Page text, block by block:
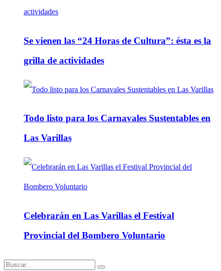
Se vienen las “24 Horas de Cultura”: ésta es la
grilla de actividades
Todo listo para los Carnavales Sustentables en
Las Varillas
Celebrarán en Las Varillas el Festival
Provincial del Bombero Voluntario